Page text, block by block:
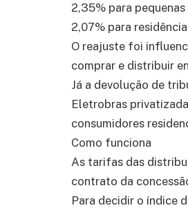
2,35% para
2,07% para
O reajuste foi
comprar e distribuir
Já a devolução de
Eletrobras
consumidores
Como funciona
As tarifas das
contrato da
Para decidir o índice